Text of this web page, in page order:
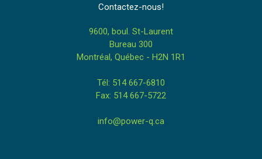
Contactez-nous!
9600, boul. St-Laurent
Bureau 300
Montréal, Québec - H2N 1R1
Tél: 514 667-6810
Fax: 514 667-5722
info@power-q.ca